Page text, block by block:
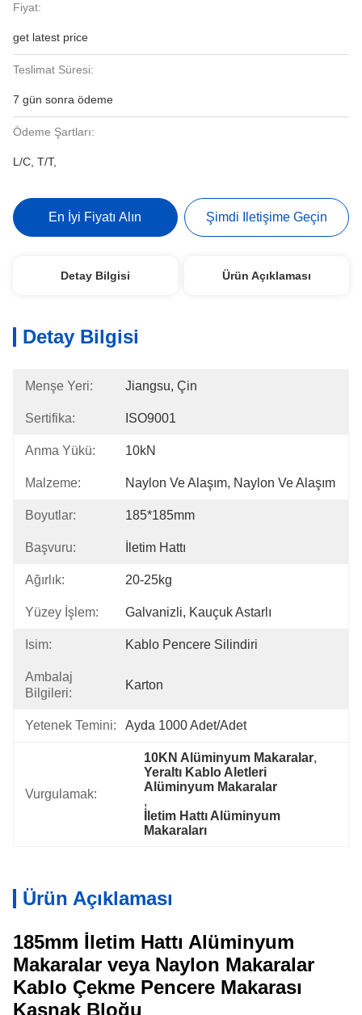
Fiyat:
get latest price
Teslimat Süresi:
7 gün sonra ödeme
Ödeme Şartları:
L/C, T/T,
En İyi Fiyatı Alın Şimdi Iletişime Geçin
Detay Bilgisi Ürün Açıklaması
Detay Bilgisi
Menşe Yeri: Jiangsu, Çin
Sertifika: ISO9001
Anma Yükü: 10kN
Malzeme: Naylon Ve Alaşım, Naylon Ve Alaşım
Boyutlar: 185*185mm
Başvuru: İletim Hattı
Ağırlık: 20-25kg
Yüzey İşlem: Galvanizli, Kauçuk Astarlı
Isim: Kablo Pencere Silindiri
Ambalaj
Bilgileri:
Karton
Yetenek Temini: Ayda 1000 Adet/Adet
Vurgulamak:
10KN Alüminyum Makaralar,
Yeraltı Kablo Aletleri
Alüminyum Makaralar
,
İletim Hattı Alüminyum
Makaraları
Ürün Açıklaması
185mm İletim Hattı Alüminyum
Makaralar veya Naylon Makaralar
Kablo Çekme Pencere Makarası
Kasnak Bloğu